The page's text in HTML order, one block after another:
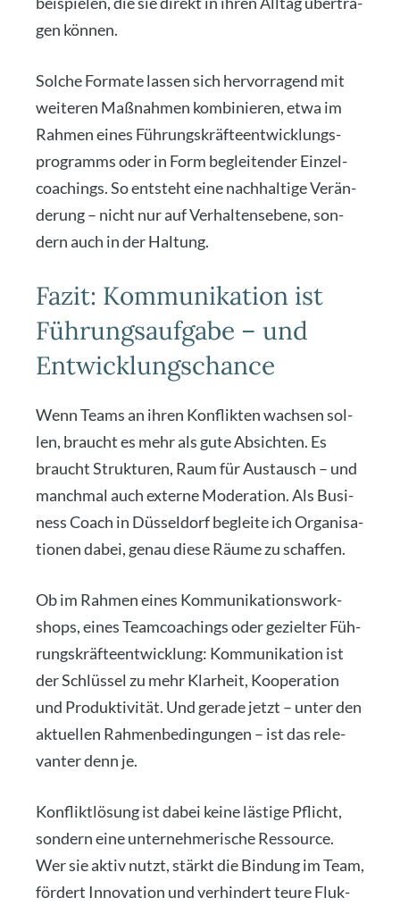
gen kön­nen.
Sol­che For­ma­te las­sen sich her­vor­ra­gend mit
wei­te­ren Maß­nah­men kom­bi­nie­ren, etwa im
Rah­men eines Füh­rungs­kräf­te­ent­wick­lungs­
pro­gramms oder in Form beglei­ten­der Ein­zel­
coa­chings. So ent­steht eine nach­hal­ti­ge Ver­än­
de­rung – nicht nur auf Ver­hal­tens­ebe­ne, son­
dern auch in der Hal­tung.
Fazit: Kommunikation ist
Führungsaufgabe – und
Entwicklungschance
Wenn Teams an ihren Kon­flik­ten wach­sen sol­
len, braucht es mehr als gute Absich­ten. Es
braucht Struk­tu­ren, Raum für Aus­tausch – und
manch­mal auch exter­ne Mode­ra­ti­on. Als Busi­
ness Coach in Düs­sel­dorf beglei­te ich Orga­ni­sa­
tio­nen dabei, genau die­se Räu­me zu schaf­fen.
Ob im Rah­men eines Kom­mu­ni­ka­ti­ons­work­
shops, eines Team­coa­chings oder geziel­ter Füh­
rungs­kräf­te­ent­wick­lung: Kom­mu­ni­ka­ti­on ist
der Schlüs­sel zu mehr Klar­heit, Koope­ra­ti­on
und Pro­duk­ti­vi­tät. Und gera­de jetzt – unter den
aktu­el­len Rah­men­be­din­gun­gen – ist das rele­
van­ter denn je.
Kon­flikt­lö­sung ist dabei kei­ne läs­ti­ge Pflicht,
son­dern eine unter­neh­me­ri­sche Res­sour­ce.
Wer sie aktiv nutzt, stärkt die Bin­dung im Team,
för­dert Inno­va­ti­on und ver­hin­dert teu­re Fluk­